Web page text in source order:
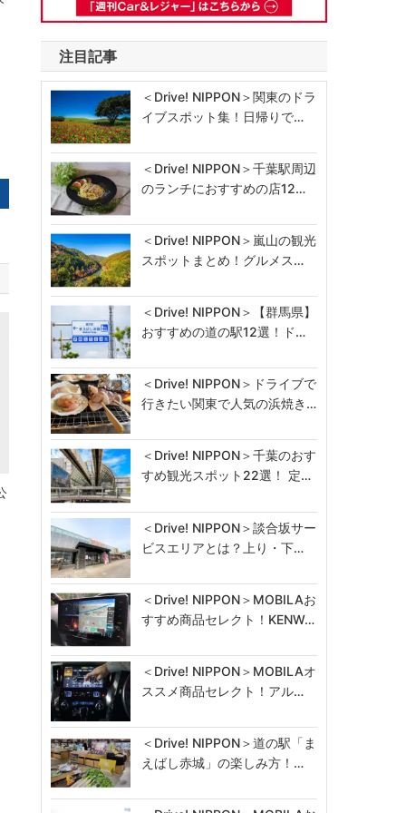
注目記事
＜Drive! NIPPON＞関東のドラ
イブスポット集！日帰りで…
＜Drive! NIPPON＞千葉駅周辺
のランチにおすすめの店12…
＜Drive! NIPPON＞嵐山の観光
スポットまとめ！グルメス…
＜Drive! NIPPON＞【群馬県】
おすすめの道の駅12選！ド…
＜Drive! NIPPON＞ドライブで
行きたい関東で人気の浜焼き…
＜Drive! NIPPON＞千葉のおす
すめ観光スポット22選！ 定…
＜Drive! NIPPON＞談合坂サー
ビスエリアとは？上り・下…
＜Drive! NIPPON＞MOBILAお
すすめ商品セレクト！KENW…
＜Drive! NIPPON＞MOBILAオ
ススメ商品セレクト！アル…
＜Drive! NIPPON＞道の駅「ま
えばし赤城」の楽しみ方！…